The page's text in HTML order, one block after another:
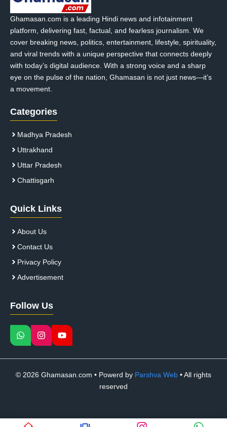
Ghamasan.com is a leading Hindi news and infotainment
platform, delivering fast, factual, and fearless journalism. We
cover breaking news, politics, entertainment, lifestyle, spirituality,
and viral trends with a unique perspective that connects deeply
with today’s digital audience. With a strong voice and a sharp
eye on the pulse of the nation, Ghamasan is not just news—it’s
a movement.
Categories
Madhya Pradesh
Uttrakhand
Uttar Pradesh
Chattisgarh
Quick Links
About Us
Contact Us
Privacy Policy
Advertisement
Follow Us
© 2026 Ghamasan.com • Powerd by Parshva Web • All rights
reserved